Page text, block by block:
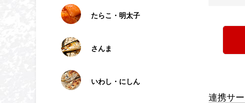
たらこ・明太子
さんま
いわし・にしん
連携サ